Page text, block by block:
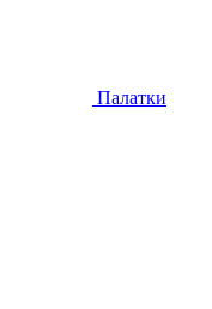
Палатки